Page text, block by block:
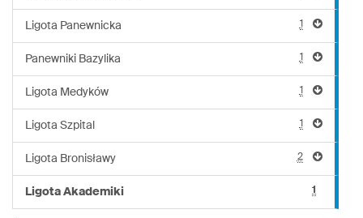
Ligota Panewnicka 1
Panewniki Bazylika 1
Ligota Medyków 1
Ligota Szpital 1
Ligota Bronisławy 2
Ligota Akademiki 1